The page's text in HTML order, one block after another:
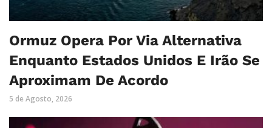
Ormuz Opera Por Via Alternativa
Enquanto Estados Unidos E Irão Se
Aproximam De Acordo
5 de Agosto, 2026